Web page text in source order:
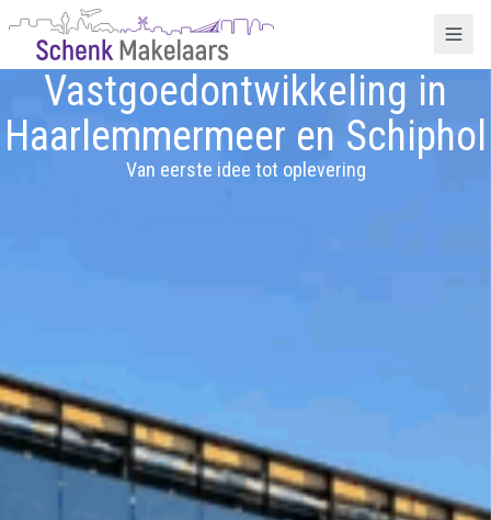
Vastgoedontwikkeling in
Haarlemmermeer en Schiphol
Van eerste idee tot oplevering